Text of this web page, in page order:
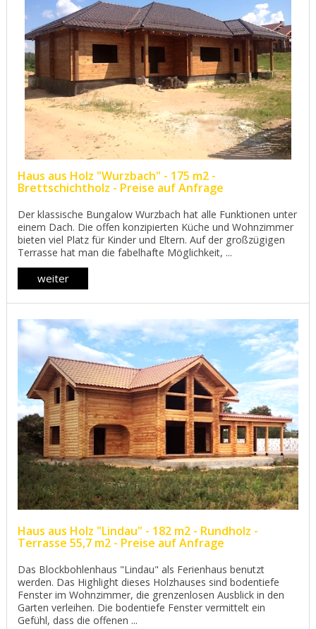
Haus aus Holz "Wurzbach" - 175 m2 -
Brettschichtholz - Preise auf Anfrage
Der klassische Bungalow Wurzbach hat alle Funktionen unter
einem Dach. Die offen konzipierten Küche und Wohnzimmer
bieten viel Platz für Kinder und Eltern. Auf der großzügigen
Terrasse hat man die fabelhafte Möglichkeit, ...
weiter
Haus aus Holz "Lindau" - 182 m2 - Rundholz -
Terrasse 55,7 m2 - Preise auf Anfrage
Das Blockbohlenhaus "Lindau" als Ferienhaus benutzt
werden. Das Highlight dieses Holzhauses sind bodentiefe
Fenster im Wohnzimmer, die grenzenlosen Ausblick in den
Garten verleihen. Die bodentiefe Fenster vermittelt ein
Gefühl, dass die offenen ...